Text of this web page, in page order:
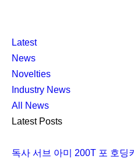
K
L
O
C
C
A
닫
기
K
L
O
C
C
A
Latest
News
Novelties
Industry News
All News
Latest Posts
독사 서브 아미 200T 포 호딩